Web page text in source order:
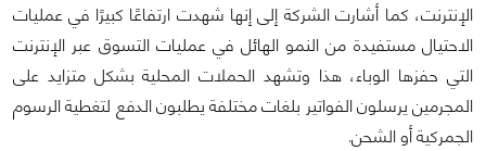
الإنترنت، كما أشارت الشركة إلى إنها شهدت ارتفاعًا كبيرًا في عمليات
الاحتيال مستفيدة من النمو الهائل في عمليات التسوق عبر الإنترنت
التي حفزها الوباء، هذا وتشهد الحملات المحلية بشكل متزايد على
المجرمين يرسلون الفواتير بلغات مختلفة يطلبون الدفع لتغطية الرسوم
الجمركية أو الشحن.